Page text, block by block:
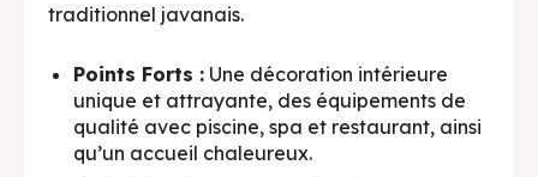
traditionnel javanais.
Points Forts : Une décoration intérieure
unique et attrayante, des équipements de
qualité avec piscine, spa et restaurant, ainsi
qu’un accueil chaleureux.